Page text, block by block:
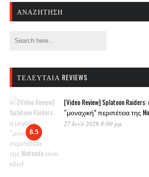
ΑΝΑΖΉΤΗΣΗ
ΤΕΛΕΥΤΑΊΑ REVIEWS
8.5
[Video Review] Splatoon
“μοναχική” περιπέτεια της
27 Ιούλ 2026 8:00 μμ